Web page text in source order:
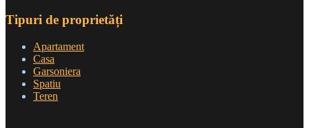
Tipuri de proprietăți
Apartament
Casa
Garsoniera
Spatiu
Teren